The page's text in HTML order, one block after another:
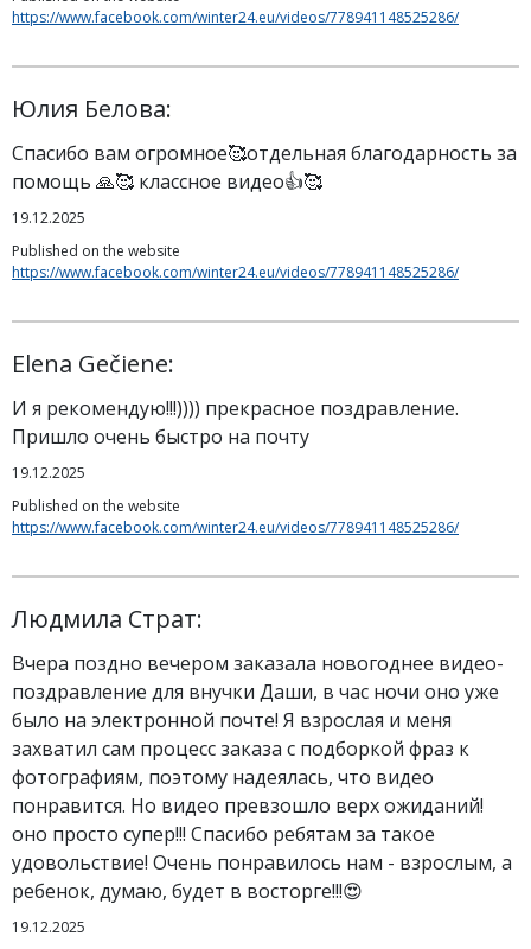
https://www.facebook.com/winter24.eu/videos/778941148525286/
Юлия Белова:
Спасибо вам огромное🥰отдельная благодарность за
помощь 🙏🥰 классное видео👍🥰
19.12.2025
Published on the website
https://www.facebook.com/winter24.eu/videos/778941148525286/
Elena Gečiene:
И я рекомендую!!!)))) прекрасное поздравление.
Пришло очень быстро на почту
19.12.2025
Published on the website
https://www.facebook.com/winter24.eu/videos/778941148525286/
Людмила Страт:
Вчера поздно вечером заказала новогоднее видео-
поздравление для внучки Даши, в час ночи оно уже
было на электронной почте! Я взрослая и меня
захватил сам процесс заказа с подборкой фраз к
фотографиям, поэтому надеялась, что видео
понравится. Но видео превзошло верх ожиданий!
оно просто супер!!! Спасибо ребятам за такое
удовольствие! Очень понравилось нам - взрослым, а
ребенок, думаю, будет в восторге!!!😍
19.12.2025